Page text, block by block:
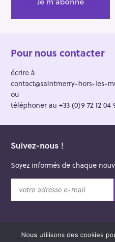
Pour nous contacter
écrire à
contact@saintmerry-hors-les-
ou
téléphoner au +33 (0)9 72 12 04
Suivez-nous !
Soyez informés de chaque
t
Nous utilisons des cookies